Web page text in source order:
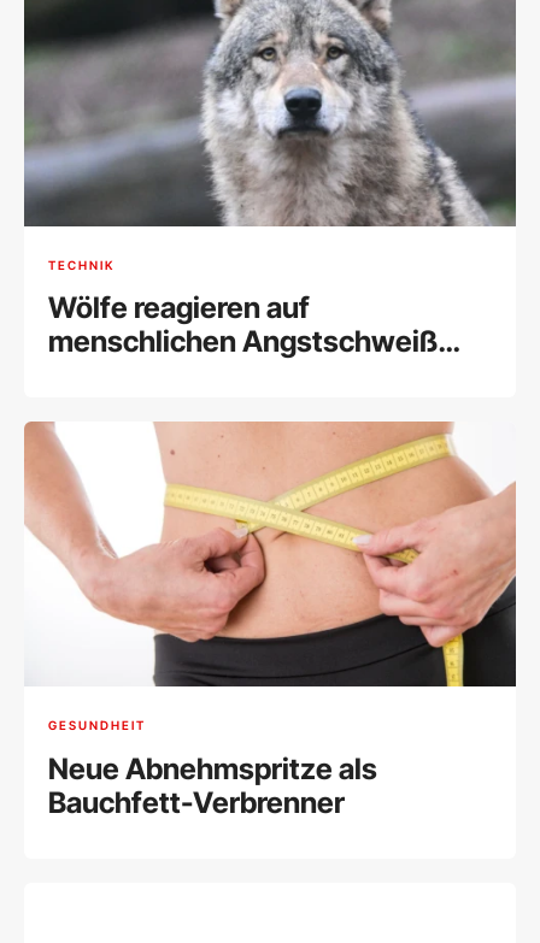
TECHNIK
Wölfe reagieren auf
menschlichen Angstschweiß
GESUNDHEIT
Neue Abnehmspritze als
Bauchfett-Verbrenner